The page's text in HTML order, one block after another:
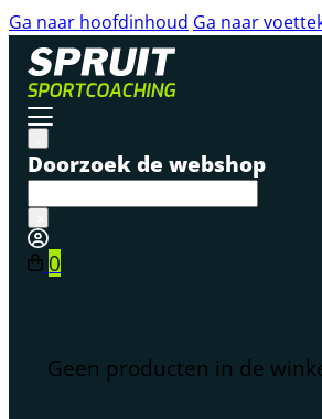
Ga naar hoofdinhoud Ga naar
Doorzoek de webshop
0
Geen producten in de